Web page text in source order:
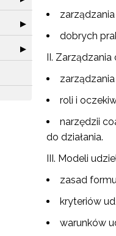
Rozwiń sekcję "I etap
▶
Rozwiń sekcję "Projekty
▶
dobrych
Zarządzania
roli i
narzędzii
do działania.
Modeli
zasad
kryteriów
warunków